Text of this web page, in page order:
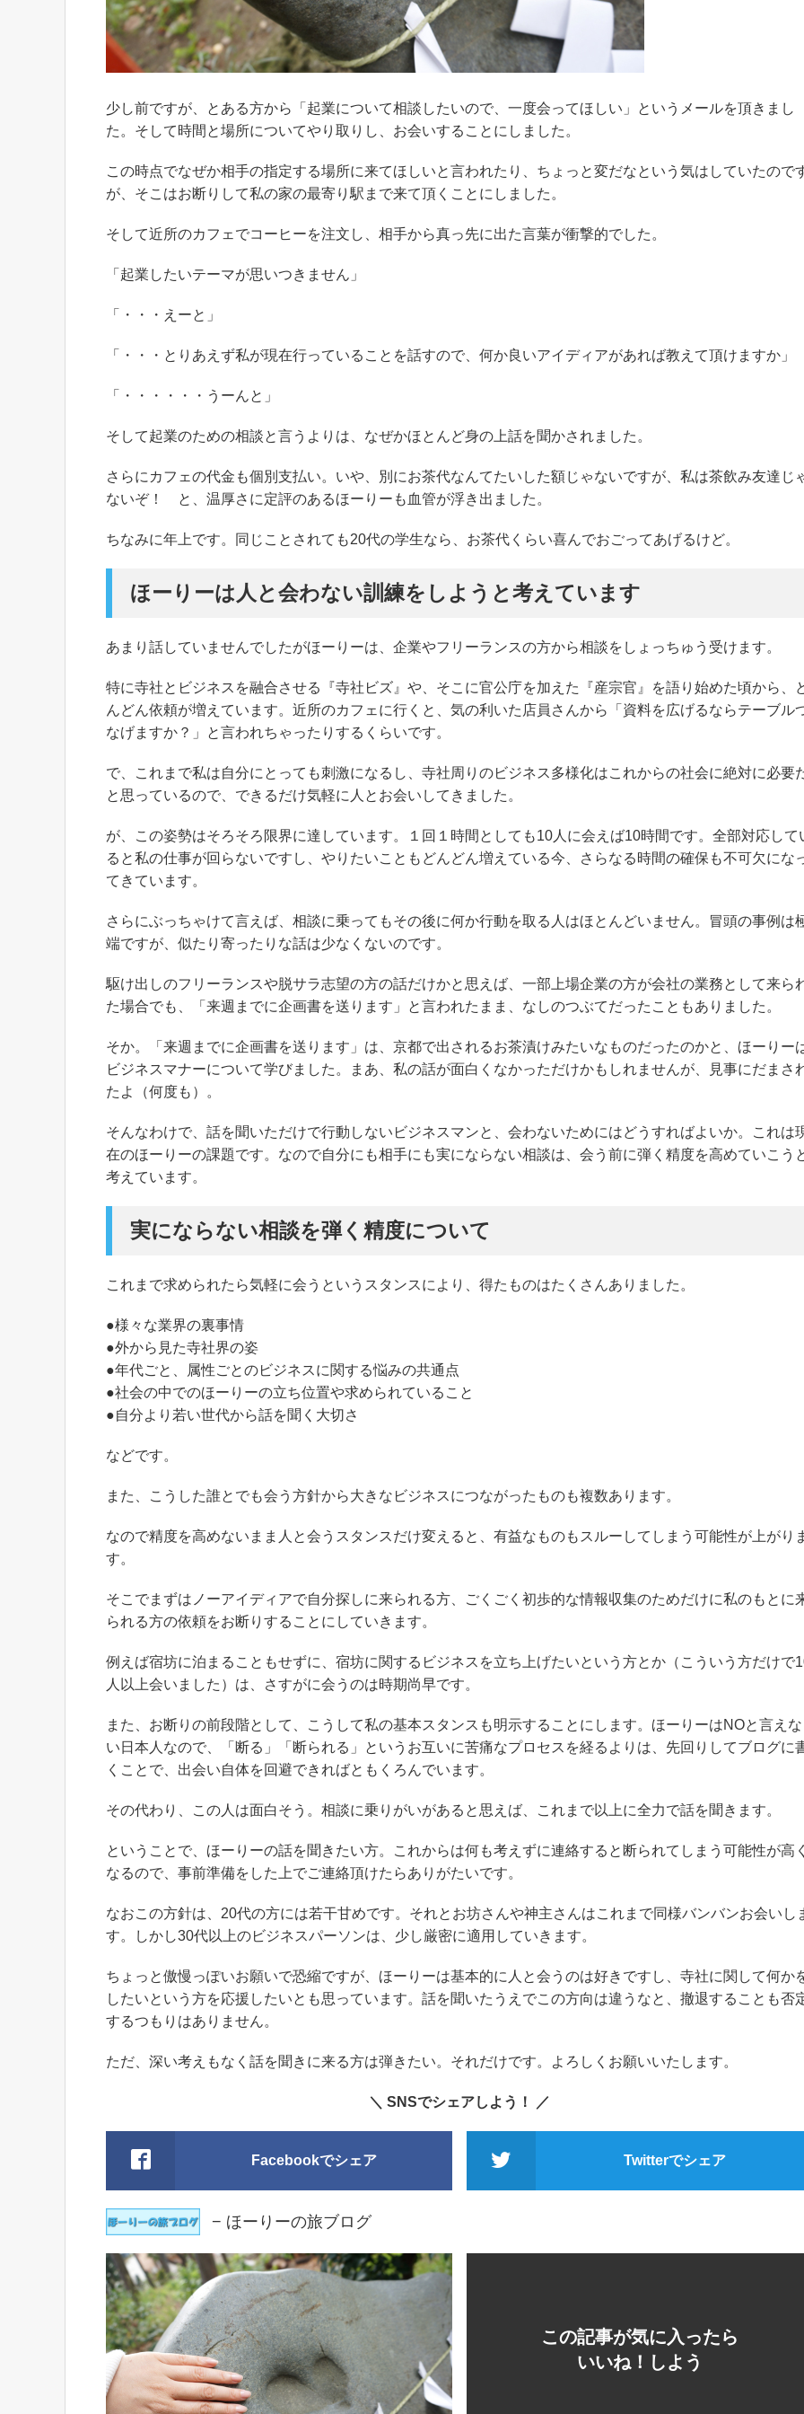
少し前ですが、とある方から「起業について相談したいので、一度会ってほしい」というメールを頂きまし
た。そして時間と場所についてやり取りし、お会いすることにしました。
この時点でなぜか相手の指定する場所に来てほしいと言われたり、ちょっと変だなという気はしていたので
が、そこはお断りして私の家の最寄り駅まで来て頂くことにしました。
そして近所のカフェでコーヒーを注文し、相手から真っ先に出た言葉が衝撃的でした。
「起業したいテーマが思いつきません」
「・・・えーと」
「・・・とりあえず私が現在行っていることを話すので、何か良いアイディアがあれば教えて頂けますか」
「・・・・・・うーんと」
そして起業のための相談と言うよりは、なぜかほとんど身の上話を聞かされました。
さらにカフェの代金も個別支払い。いや、別にお茶代なんてたいした額じゃないですが、私は茶飲み友達じ
ないぞ！ と、温厚さに定評のあるほーりーも血管が浮き出ました。
ちなみに年上です。同じことされても20代の学生なら、お茶代くらい喜んでおごってあげるけど。
ほーりーは人と会わない訓練をしようと考えています
あまり話していませんでしたがほーりーは、企業やフリーランスの方から相談をしょっちゅう受けます。
特に寺社とビジネスを融合させる『寺社ビズ』や、そこに官公庁を加えた『産宗官』を語り始めた頃から、
んどん依頼が増えています。近所のカフェに行くと、気の利いた店員さんから「資料を広げるならテーブル
なげますか？」と言われちゃったりするくらいです。
で、これまで私は自分にとっても刺激になるし、寺社周りのビジネス多様化はこれからの社会に絶対に必要
と思っているので、できるだけ気軽に人とお会いしてきました。
が、この姿勢はそろそろ限界に達しています。１回１時間としても10人に会えば10時間です。全部対応して
ると私の仕事が回らないですし、やりたいこともどんどん増えている今、さらなる時間の確保も不可欠にな
てきています。
さらにぶっちゃけて言えば、相談に乗ってもその後に何か行動を取る人はほとんどいません。冒頭の事例は
端ですが、似たり寄ったりな話は少なくないのです。
駆け出しのフリーランスや脱サラ志望の方の話だけかと思えば、一部上場企業の方が会社の業務として来ら
た場合でも、「来週までに企画書を送ります」と言われたまま、なしのつぶてだったこともありました。
そか。「来週までに企画書を送ります」は、京都で出されるお茶漬けみたいなものだったのかと、ほーりー
ビジネスマナーについて学びました。まあ、私の話が面白くなかっただけかもしれませんが、見事にだまさ
たよ（何度も）。
そんなわけで、話を聞いただけで行動しないビジネスマンと、会わないためにはどうすればよいか。これは
在のほーりーの課題です。なので自分にも相手にも実にならない相談は、会う前に弾く精度を高めていこう
考えています。
実にならない相談を弾く精度について
これまで求められたら気軽に会うというスタンスにより、得たものはたくさんありました。
●様々な業界の裏事情
●外から見た寺社界の姿
●年代ごと、属性ごとのビジネスに関する悩みの共通点
●社会の中でのほーりーの立ち位置や求められていること
●自分より若い世代から話を聞く大切さ
などです。
また、こうした誰とでも会う方針から大きなビジネスにつながったものも複数あります。
なので精度を高めないまま人と会うスタンスだけ変えると、有益なものもスルーしてしまう可能性が上がり
す。
そこでまずはノーアイディアで自分探しに来られる方、ごくごく初歩的な情報収集のためだけに私のもとに
られる方の依頼をお断りすることにしていきます。
例えば宿坊に泊まることもせずに、宿坊に関するビジネスを立ち上げたいという方とか（こういう方だけで
人以上会いました）は、さすがに会うのは時期尚早です。
また、お断りの前段階として、こうして私の基本スタンスも明示することにします。ほーりーはNOと言えな
い日本人なので、「断る」「断られる」というお互いに苦痛なプロセスを経るよりは、先回りしてブログに
くことで、出会い自体を回避できればともくろんでいます。
その代わり、この人は面白そう。相談に乗りがいがあると思えば、これまで以上に全力で話を聞きます。
ということで、ほーりーの話を聞きたい方。これからは何も考えずに連絡すると断られてしまう可能性が高
なるので、事前準備をした上でご連絡頂けたらありがたいです。
なおこの方針は、20代の方には若干甘めです。それとお坊さんや神主さんはこれまで同様バンバンお会いし
す。しかし30代以上のビジネスパーソンは、少し厳密に適用していきます。
ちょっと傲慢っぽいお願いで恐縮ですが、ほーりーは基本的に人と会うのは好きですし、寺社に関して何か
したいという方を応援したいとも思っています。話を聞いたうえでこの方向は違うなと、撤退することも否
するつもりはありません。
ただ、深い考えもなく話を聞きに来る方は弾きたい。それだけです。よろしくお願いいたします。
＼ SNSでシェアしよう！ ／
Facebookでシェア Twitterでシェア
− ほーりーの旅ブログ
この記事が気に入ったら
いいね！しよう